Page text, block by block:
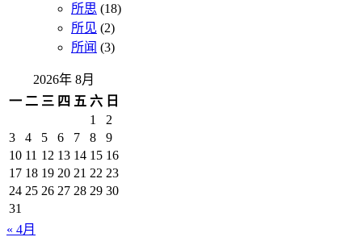
所思 (18)
所见 (2)
所闻 (3)
2026年 8月
一 二 三 四 五 六 日
1
2
3
4 5 6 7 8
9
10 11 12 13 14 15 16
17 18 19 20 21 22 23
24 25 26 27 28 29 30
31
« 4月